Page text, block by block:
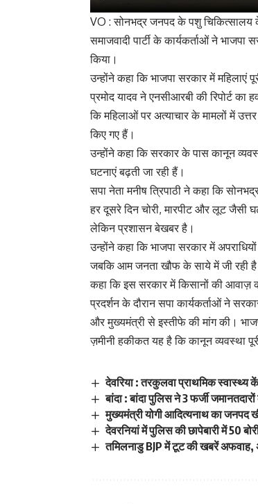
VO : सोनभद्र जनपद के पशु चिकित्सालय
समाजवादी पार्टी के कार्यकर्ताओं ने
किया।
उन्होंने कहा कि भाजपा सरकार में महिलाएं
प्रमोद यादव ने एनसीआरबी की रिपोर्ट का
कि महिलाओं पर अत्याचार के मामलों में
किए गए हैं।
उन्होंने कहा कि सरकार के पास कानून
घटनाएं बढ़ती जा रही हैं।
सपा नेता मनीष त्रिपाठी ने कहा कि
हर दूसरे दिन चोरी, मारपीट और लूट जैसी
लेकिन प्रशासन बेखबर है।
उन्होंने कहा कि भाजपा सरकार में
जबकि आम जनता खौफ के साये में जी रही
कहा कि इस सरकार में किसानों की आवाज़
प्रदर्शन के दौरान सपा कार्यकर्ताओं ने
और मुख्यमंत्री से इस्तीफे की मांग की।
ज़मीनी हकीकत यह है कि कानून व्यवस्था
देवरिया : तरकुलवा प्राथमिक स्वास्थ्य
बांदा : बांदा पुलिस ने 3 फर्जी
मुख्यमंत्री योगी आदित्यनाथ का जनपद
देवरनियां में पुलिस की छापेबारी में 50
तमिलनाडु BJP में टूट की खबरें अफवाह,